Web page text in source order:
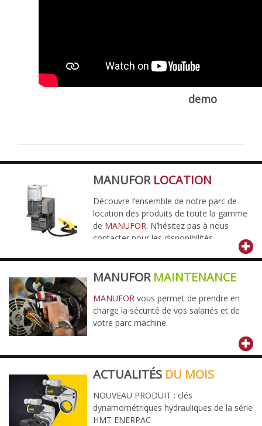
demo
MANUFOR LOCATION
Découvre l’ensemble de notre parc de
location des produits de toute la gamme
de MANUFOR. N’hésitez pas à nous
contacter pour les disponibilités.
MANUFOR MAINTENANCE
MANUFOR vous permet de prendre en
charge la sécurité de vos salariés et de
votre parc machine.
ACTUALITÉS DU MOIS
NOUVEAU PRODUIT : clés
dynamométriques hydrauliques de la série
HMT ENERPAC